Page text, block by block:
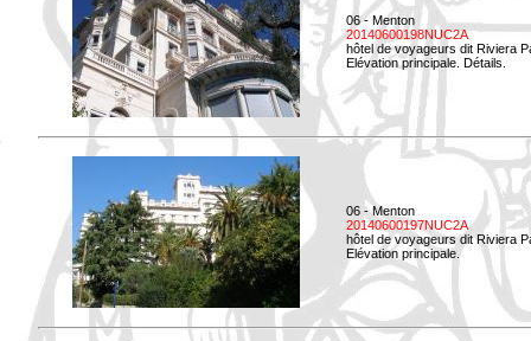
06 - Menton
20140600198NUC2A
hôtel de voyageurs dit Riviera
Elévation principale. Détails.
06 - Menton
20140600197NUC2A
hôtel de voyageurs dit Riviera
Elévation principale.